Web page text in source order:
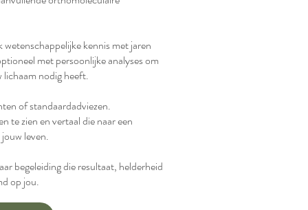
kennis met jaren
met persoonlijke analyses om
lichaam nodig heeft.
of standaardadviezen.
te zien en vertaal die naar een
leven.
begeleiding die resultaat, helderheid
op jou.